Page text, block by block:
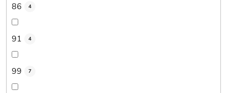
86 4
91 4
99 7